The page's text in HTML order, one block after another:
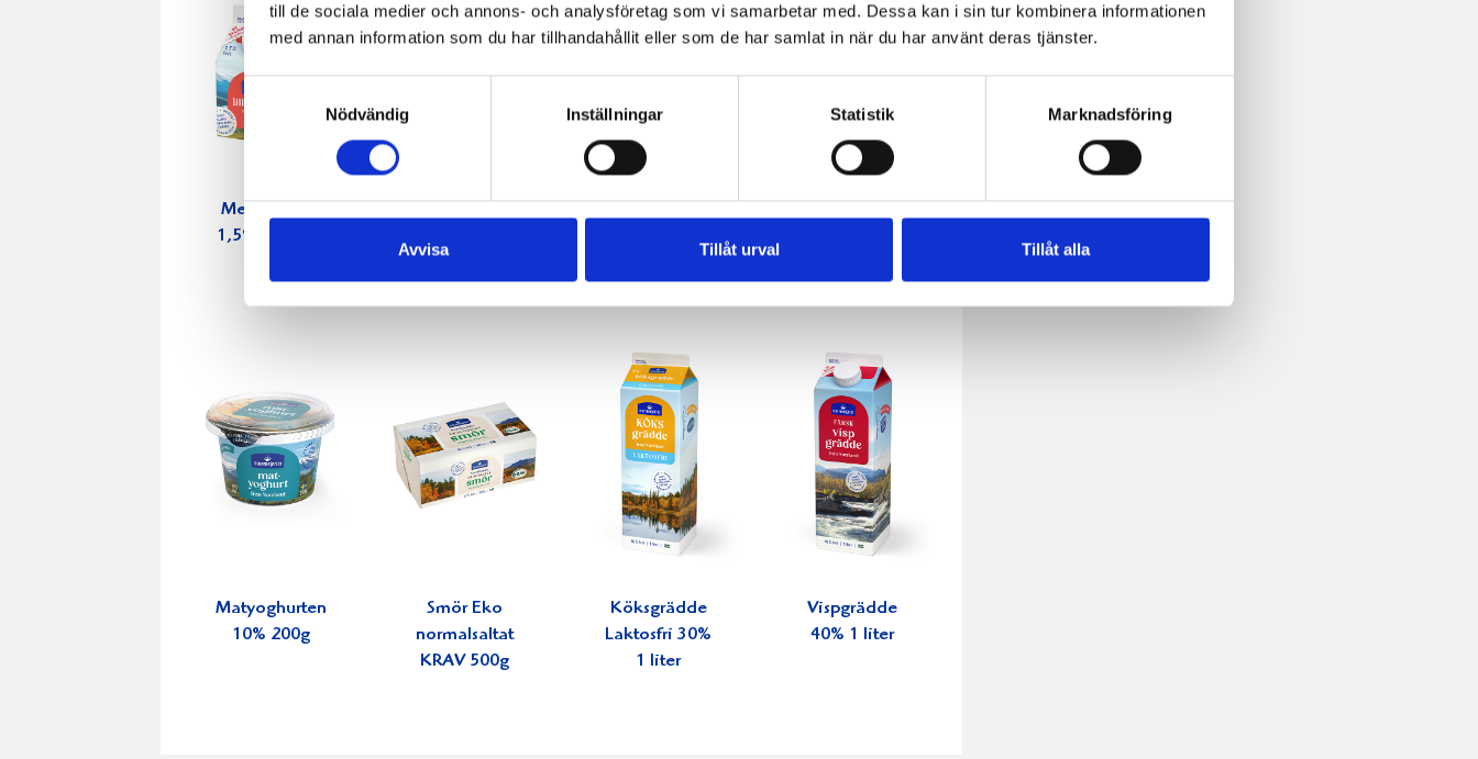
till de sociala medier och annons- och analysföretag som vi samarbetar med. Dessa kan i sin tur kombinera informationen
med annan information som du har tillhandahållit eller som de har samlat in när du har använt deras tjänster.
Nödvändig
Inställningar Statistik Marknadsföring
Avvisa Tillåt urval Tillåt alla
Mellanmjölk
1,5% laktosfri
Matyoghurten
10% 200g
Smör Eko
normalsaltat
KRAV 500g
Köksgrädde
Laktosfri 30%
1 liter
Vispgrädde
40% 1 liter